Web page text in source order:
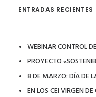
ENTRADAS RECIENTES
WEBINAR CONTROL
PROYECTO
8 DE MARZO: DÍA DE
EN LOS CEI VIRGEN